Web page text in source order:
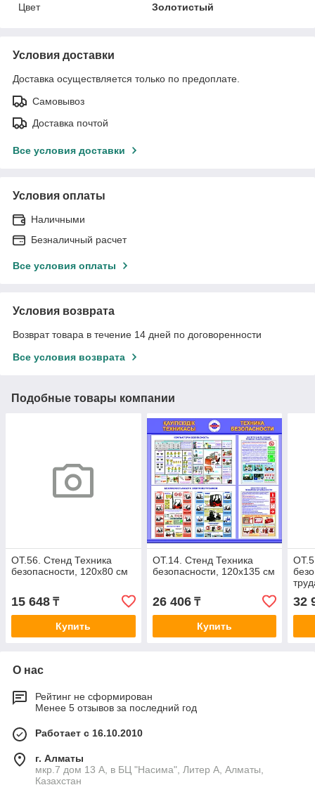
Цвет
Золотистый
Условия доставки
Доставка осуществляется только по предоплате.
Самовывоз
Доставка почтой
Все условия доставки
Условия оплаты
Наличными
Безналичный расчет
Все условия оплаты
Условия возврата
Возврат товара в течение 14 дней по договоренности
Все условия возврата
Подобные товары компании
ОТ.56. Стенд Техника
безопасности, 120х80 см
15 648 ₸
Купить
ОТ.14. Стенд Техника
безопасности, 120х135 см
26 406₸
Купить
32
О нас
Рейтинг не сформирован
Менее 5 отзывов за последний год
Работает с 16.10.2010
г. Алматы
мкр.7 дом 13 А, в БЦ "Насима", Литер А, Алматы,
Казахстан